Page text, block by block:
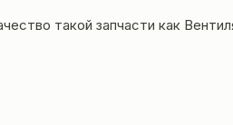
такой запчасти как